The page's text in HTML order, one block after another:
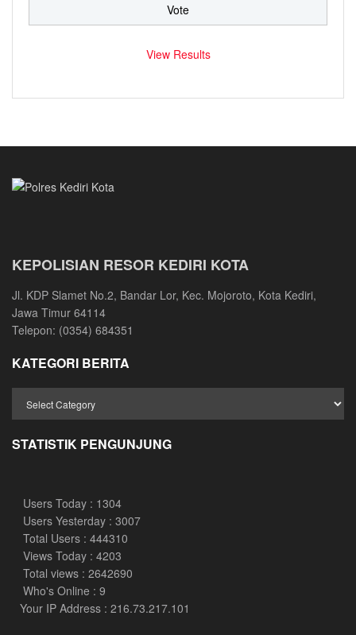
View Results
KEPOLISIAN RESOR KEDIRI KOTA
Jl. KDP Slamet No.2, Bandar Lor, Kec. Mojoroto, Kota Kediri,
Jawa Timur 64114
Telepon: (0354) 684351
KATEGORI BERITA
STATISTIK PENGUNJUNG
Users Today : 1304
Users Yesterday : 3007
Total Users : 444310
Views Today : 4203
Total views : 2642690
Who's Online : 9
Your IP Address : 216.73.217.101